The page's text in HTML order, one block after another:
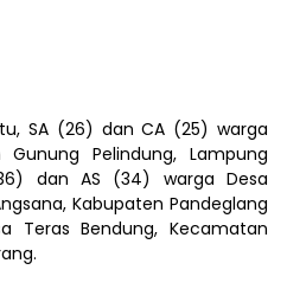
SA (26) dan CA (25) warga
Pelindung, Lampung
dan AS (34) warga Desa
Kabupaten Pandeglang
Teras Bendung, Kecamatan